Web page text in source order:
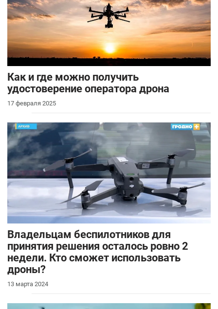
Как и где можно получить
удостоверение оператора дрона
17 февраля 2025
Владельцам беспилотников для
принятия решения осталось ровно 2
недели. Кто сможет использовать
дроны?
13 марта 2024